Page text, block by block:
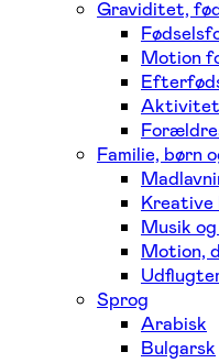
Graviditet,
Motion
Familie, børn
Kreative
Musik
Motion,
Sprog
Arabisk
Bulgarsk